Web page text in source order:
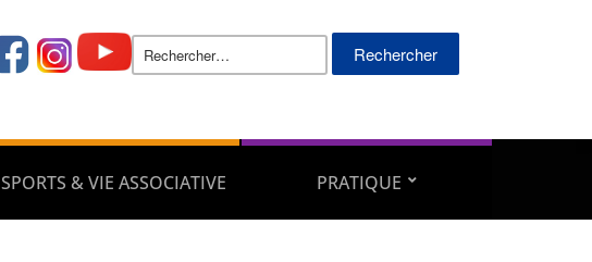
Rechercher :
SPORTS & VIE ASSOCIATIVE PRATIQUE